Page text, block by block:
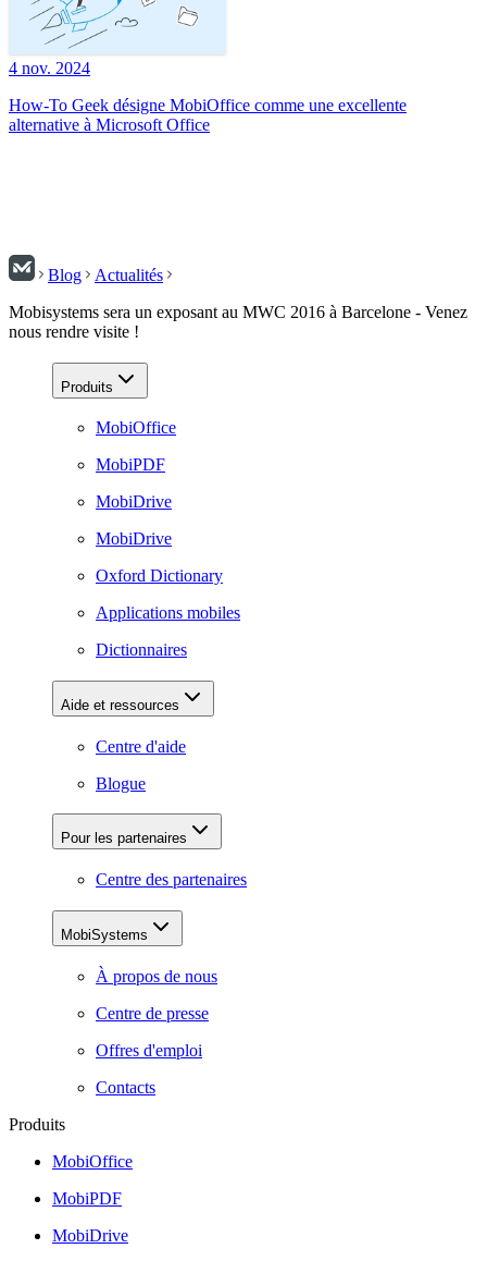
4 nov. 2024
How-To Geek désigne MobiOffice comme une excellente
alternative à Microsoft Office
Blog
Actualités
Mobisystems sera un exposant au MWC 2016 à Barcelone - Venez
nous rendre visite !
Produits
MobiOffice
MobiPDF
MobiDrive
MobiDrive
Oxford Dictionary
Applications mobiles
Dictionnaires
Aide et ressources
Centre d'aide
Blogue
Pour les partenaires
Centre des partenaires
MobiSystems
À propos de nous
Centre de presse
Offres d'emploi
Contacts
Produits
MobiOffice
MobiPDF
MobiDrive